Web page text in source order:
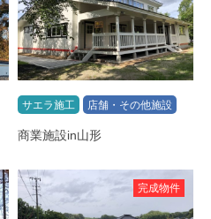
サエラ施工 店舗・その他施設
商業施設in山形
完成物件